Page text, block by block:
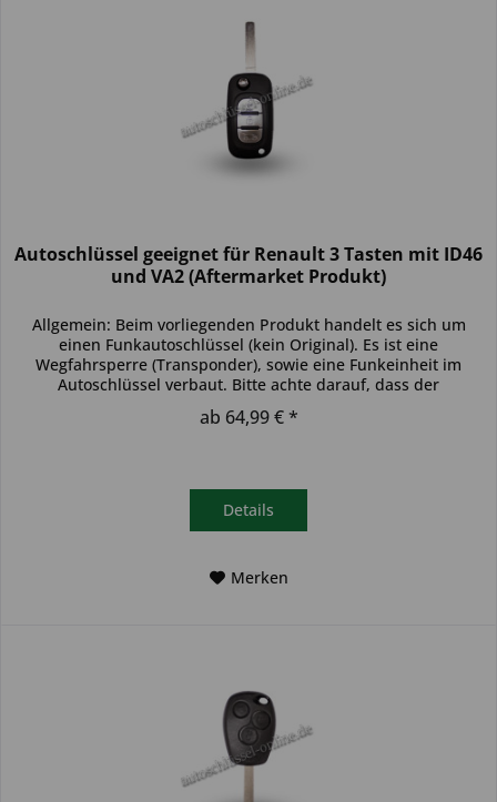
Autoschlüssel geeignet für Renault 3 Tasten mit ID46
und VA2 (Aftermarket Produkt)
Allgemein: Beim vorliegenden Produkt handelt es sich um
einen Funkautoschlüssel (kein Original). Es ist eine
Wegfahrsperre (Transponder), sowie eine Funkeinheit im
Autoschlüssel verbaut. Bitte achte darauf, dass der
Autoschlüssel deinem...
ab 64,99 € *
Details
Merken